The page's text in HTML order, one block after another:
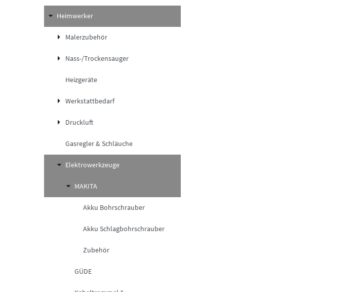
Heimwerker
Malerzubehör
Nass-/Trockensauger
Heizgeräte
Werkstattbedarf
Druckluft
Gasregler & Schläuche
Elektrowerkzeuge
MAKITA
Akku Bohrschrauber
Akku Schlagbohrschrauber
Zubehör
GÜDE